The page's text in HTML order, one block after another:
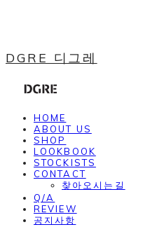
DGRE 디그레
HOME
ABOUT US
SHOP
LOOKBOOK
STOCKISTS
CONTACT
찾아오시는길
Q/A
REVIEW
공지사항